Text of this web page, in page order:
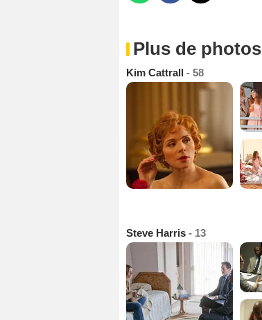
Plus de photos
Kim Cattrall - 58
Steve Harris - 13